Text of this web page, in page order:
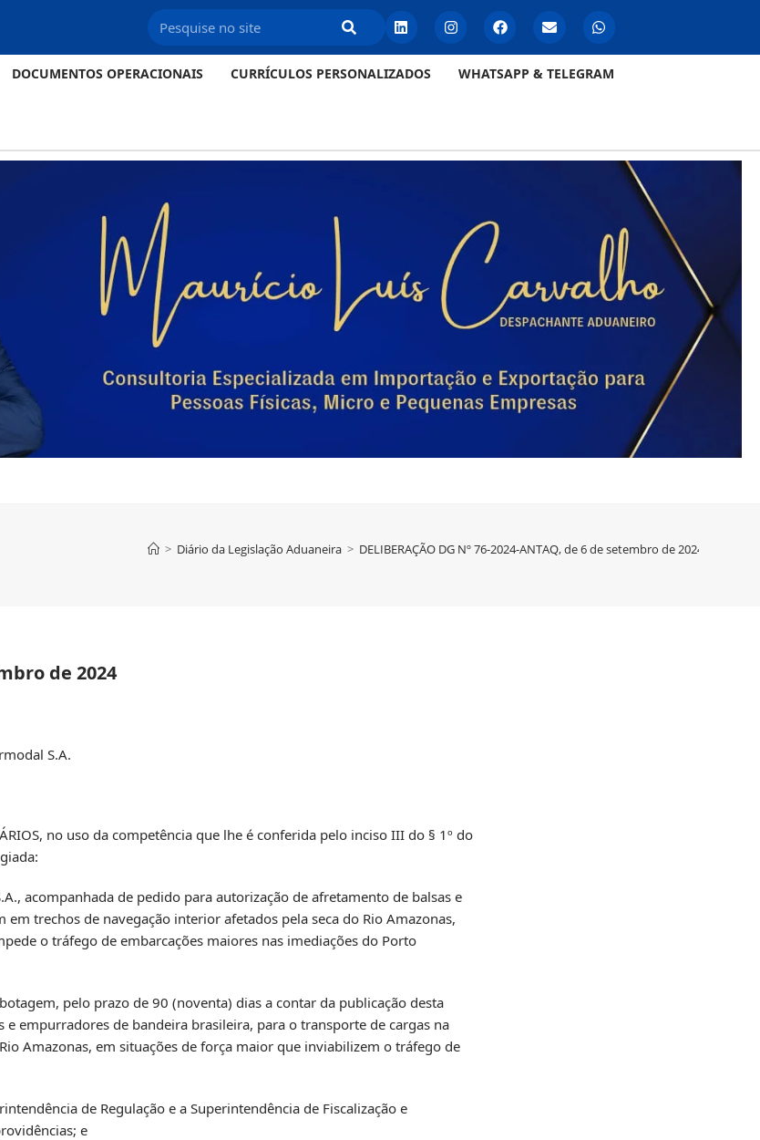
DOCUMENTOS OPERACIONAIS CURRÍCULOS PERSONALIZADOS
WHATSAPP & TELEGRAM
> Diário da Legislação Aduaneira > DELIBERAÇÃO DG Nº 76-2024-ANTAQ, de 6 de setembro de 2024
de 2024
S.A.
no uso da competência que lhe é conferida pelo inciso III do § 1º do
acompanhada de pedido para autorização de afretamento de balsas e
trechos de navegação interior afetados pela seca do Rio Amazonas,
o tráfego de embarcações maiores nas imediações do Porto
pelo prazo de 90 (noventa) dias a contar da publicação desta
e empurradores de bandeira brasileira, para o transporte de cargas na
Amazonas, em situações de força maior que inviabilizem o tráfego de
de Regulação e a Superintendência de Fiscalização e
e